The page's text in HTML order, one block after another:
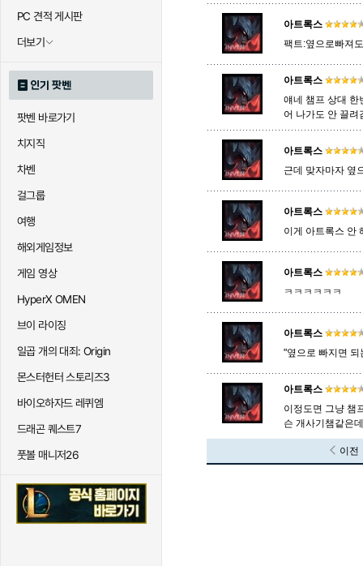
PC 견적 게시판
더보기
인기 팟벤
팟벤 바로가기
치지직
차벤
걸그룹
여행
해외게임정보
게임 영상
HyperX OMEN
브이 라이징
일곱 개의 대죄: Origin
몬스터헌터 스토리즈3
바이오하자드 레퀴엠
드래곤 퀘스트7
풋볼 매니저26
아트록스
팩트:옆으로빠져
아트록스
얘네 챔프 상대 한
어 나가도 안 끌려
아트록스
근데 맞자마자 옆
아트록스
이게 아트록스 안
아트록스
ㅋㅋㅋㅋㅋㅋ
아트록스
"옆으로 빠지면
아트록스
이정도면 그냥 챔
슨 개사기챔같은
이전